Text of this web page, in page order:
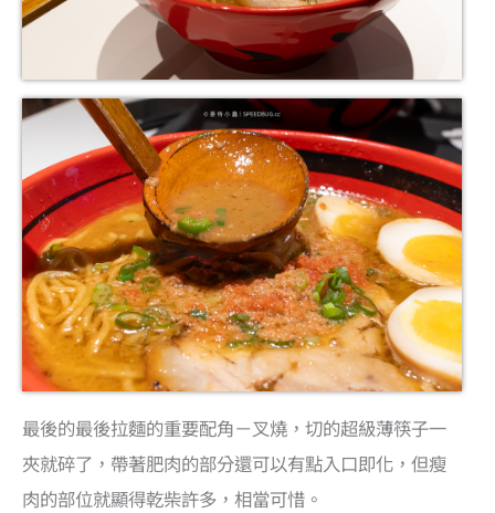
最後的最後拉麵的重要配角－叉燒，切的超級薄筷子一
夾就碎了，帶著肥肉的部分還可以有點入口即化，但瘦
肉的部位就顯得乾柴許多，相當可惜。